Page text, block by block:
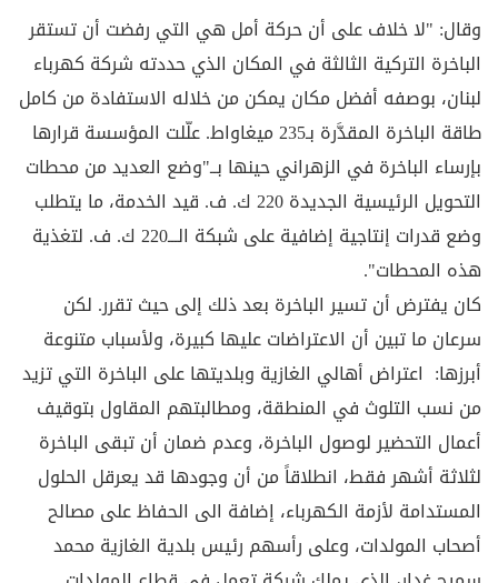
وقال: "لا خلاف على أن حركة أمل هي التي رفضت أن تستقر
الباخرة التركية الثالثة في المكان الذي حددته شركة كهرباء
لبنان، بوصفه أفضل مكان يمكن من خلاله الاستفادة من كامل
طاقة الباخرة المقدَّرة بـ235 ميغاواط. علّلت المؤسسة قرارها
بإرساء الباخرة في الزهراني حينها بــ"وضع العديد من محطات
التحويل الرئيسية الجديدة 220 ك. ف. قيد الخدمة، ما يتطلب
وضع قدرات إنتاجية إضافية على شبكة الـــ220 ك. ف. لتغذية
هذه المحطات".
كان يفترض أن تسير الباخرة بعد ذلك إلى حيث تقرر. لكن
سرعان ما تبين أن الاعتراضات عليها كبيرة، ولأسباب متنوعة
أبرزها: اعتراض أهالي الغازية وبلديتها على الباخرة التي تزيد
من نسب التلوث في المنطقة، ومطالبتهم المقاول بتوقيف
أعمال التحضير لوصول الباخرة، وعدم ضمان أن تبقى الباخرة
لثلاثة أشهر فقط، انطلاقاً من أن وجودها قد يعرقل الحلول
المستدامة لأزمة الكهرباء، إضافة الى الحفاظ على مصالح
أصحاب المولدات، وعلى رأسهم رئيس بلدية الغازية محمد